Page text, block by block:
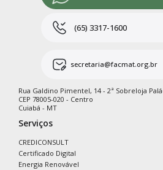
(65) 3317-1600
secretaria@facmat.org.br
Rua Galdino Pimentel, 14 - 2ª Sobreloja
CEP 78005-020 - Centro
Cuiabá - MT
Serviços
CREDICONSULT
Certificado Digital
Energia Renovável